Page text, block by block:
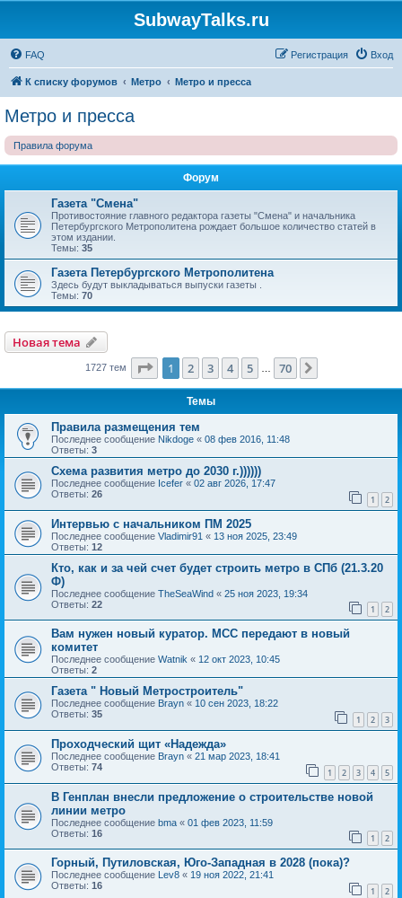
SubwayTalks.ru
FAQ Вход
Регистрация
К списку форумов Метро Метро и пресса
Метро и пресса
Правила форума
Форум
Газета "Смена"
Противостояние главного редактора газеты "Смена" и начальника
Петербургского Метрополитена рождает большое количество статей в
этом издании.
Темы: 35
Газета Петербургского Метрополитена
Здесь будут выкладываться выпуски газеты .
Темы: 70
Новая тема
1727 тем Страница из 70
1 2 3 4 5 70
Темы
Правила размещения тем
Последнее сообщение Nikdoge « 08 фев 2016, 11:48
Ответы: 3
Схема развития метро до 2030 г.))))))
Последнее сообщение Icefer « 02 авг 2026, 17:47
Ответы: 26 1 2
Интервью с начальником ПМ 2025
Последнее сообщение Vladimir91 « 13 ноя 2025, 23:49
Ответы: 12
Кто, как и за чей счет будет строить метро в СПб (21.3.20
Ф)
Последнее сообщение TheSeaWind « 25 ноя 2023, 19:34
Ответы: 22 1 2
Вам нужен новый куратор. МСС передают в новый
комитет
Последнее сообщение Watnik « 12 окт 2023, 10:45
Ответы: 2
Газета " Новый Метростроитель"
Последнее сообщение Brayn « 10 сен 2023, 18:22
Ответы: 35 1 2 3
Проходческий щит «Надежда»
Последнее сообщение Brayn « 21 мар 2023, 18:41
Ответы: 74 1 2 3 4 5
В Генплан внесли предложение о строительстве новой
линии метро
Последнее сообщение bma « 01 фев 2023, 11:59
Ответы: 16 1 2
Горный, Путиловская, Юго-Западная в 2028 (пока)?
Последнее сообщение Lev8 « 19 ноя 2022, 21:41
Ответы: 16 1 2